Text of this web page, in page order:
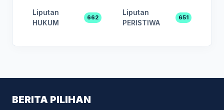
Liputan
HUKUM
662
Liputan
PERISTIWA
651
BERITA PILIHAN